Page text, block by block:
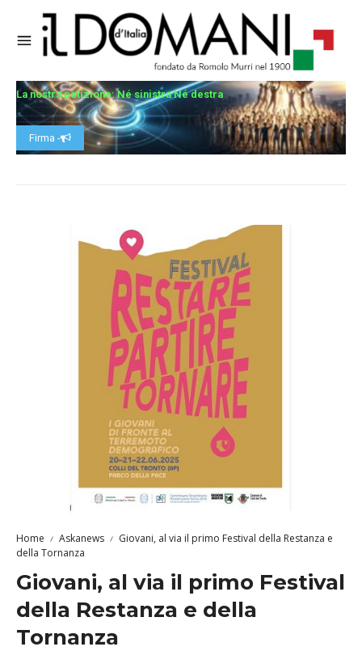
La nostra petizione: Né sinistra Né destra
Firma -
Home Askanews
Giovani, al via il primo Festival della Restanza e
della Tornanza
Giovani, al via il primo Festival
della Restanza e della
Tornanza